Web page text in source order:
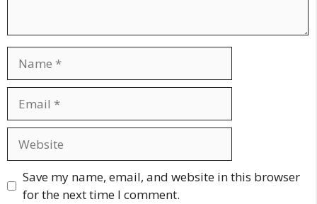
Save my name, email, and website in this browser
for the next time I comment.